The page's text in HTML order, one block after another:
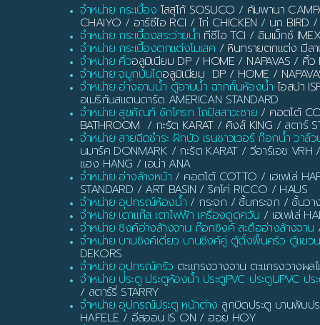
จำหน่าย กระเบื้อง โสสุโก้ SOSUCO / คัมพานา
CHAIYO / อาร์ซีไอ RCI / ไก่ CHICKEN / นก BIRD /
จำหน่าย กระเบื้องสระว่ายน้ำ ทีซีไอ TCI / อิมเม็กซ์
จำหน่าย กระเบื้องตกแต่งโมเสค / หินทรายตกแต่ง มีลา
จำหน่าย คิ้วอลูมิเนียม DP / HOME / NAPAVAS / คิ้ว
จำหน่าย จมูกบันไดอลูมิเนียม DP / HOME /
จำหน่าย อ่างอาบน้ำ ตู้อาบน้ำ ฉากกั้นห้องน้ำ ไอสปา
อเมริกันสแตนดาร์ด AMERICAN STANDARD
จำหน่าย สุขภัณฑ์ ชักโครก โถปัสสาวะชาย / คอตโต้
BATHROOM / กะรัต KARAT/ คิงส์ KING / สตาร์
จำหน่าย สายฉีดชำระ ฝักบัว เรนชาวเวอร์ ก๊อกน้ำ วาล์
นมาร์ค DONMARK / กะรัต KARAT / วีอาร์เอช
แฮง HANG / เอน่า ANA
จำหน่าย อ่างล้างหน้า / คอตโต้ COTTO / เฮเฟเล่
STANDARD / ART BASIN / ริคโค่ RICCO / HAUS
จำหน่าย อุปกรณ์ห้องน้ำ / กระจก / ชั้นกระจก / ชั้นว
จำหน่าย เตาแก๊ส เตาไฟฟ้า เครื่องดูดควัน / เฮเฟเล่
จำหน่าย ซิงค์อ่างล้างจาน ก๊อกซิงค์ สะดืออ่างล้างจาน
จำหน่าย บานซิงค์เดี่ยว บานซิงค์คู่ ตู้ตั้งพื้นครัว ตู้แขว
DEKORS
จำหน่าย อุปกรณ์ครัว ตะแกรงวางจาน ตะแกรงวางผล
จำหน่าย ประตู ประตูห้องน้ำ ประตูPVC ประตูUPVC ปร
/ สตาร์รี่ STARRY
จำหน่าย อุปกรณ์ประตู หน้าต่าง ลูกบิดประตู บานพับป
HAFELE / อีสออน IS ON / ฮอย HOY